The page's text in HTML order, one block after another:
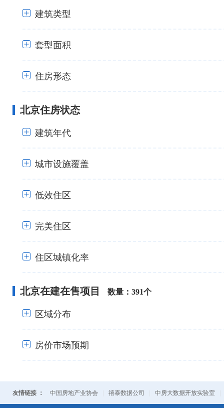
建筑类型
套型面积
住房形态
北京住房状态
建筑年代
城市设施覆盖
低效住区
完美住区
住区城镇化率
北京在建在售项目 数量：391个
区域分布
+
房价市场预期
友情链接 ： 中国房地产业协会 禧泰数据公司 中房大数据开放实验室